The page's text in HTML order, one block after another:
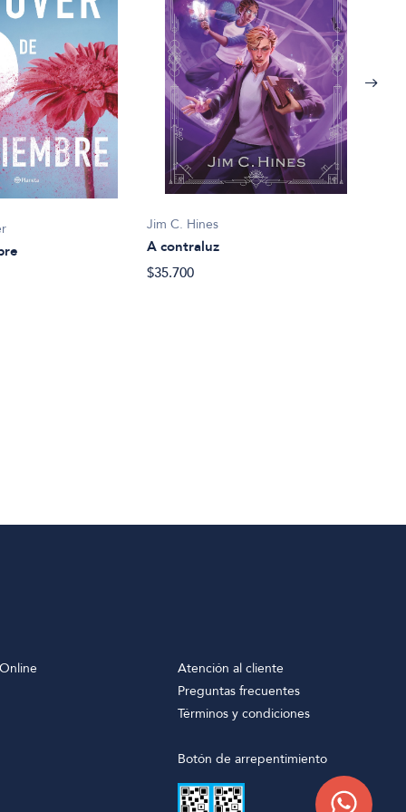
Jim C. Hines
A contraluz
$35.700
Atención al cliente
Preguntas frecuentes
Términos y condiciones
Botón de arrepentimiento